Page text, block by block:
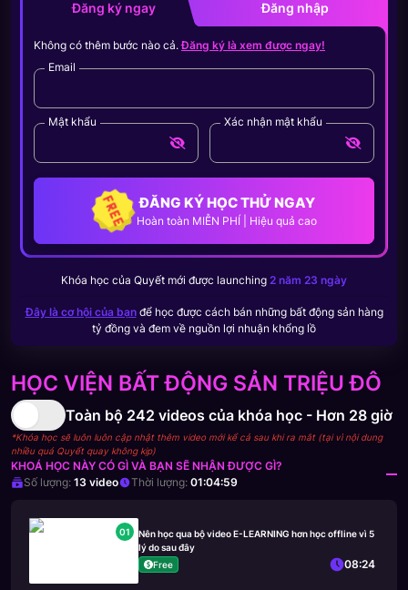
HỌC VIỆN BẤT ĐỘNG SẢN TRIỆU ĐÔ
Toàn bộ 242 videos của khóa học - Hơn 28 giờ
*Khóa học sẽ luôn luôn cập nhật thêm video mới kể cả sau khi ra mắt (tại vì nội dung
nhiều quá Quyết quay không kịp)
KHOÁ HỌC NÀY CÓ GÌ VÀ BẠN SẼ NHẬN ĐƯỢC GÌ?
Số lượng: 13 video Thời lượng: 01:04:59
01
Nên học qua bộ video E-LEARNING hơn học offline vì 5
lý do sau đây
Free
08:24
Đăng ký ngay Đăng nhập
Không có thêm bước nào cả.Đăng ký là xem được ngay!
Email
Mật khẩu Xác nhận mật khẩu
ĐĂNG KÝ HỌC THỬ NGAY
Hoàn toàn MIỄN PHÍ | Hiệu quả cao
Khóa học của Quyết mới được launching 2 năm 23 ngày
Đây là cơ hội của bạnđể học được cách bán những bất động sản hàng
tỷ đồng và đem về nguồn lợi nhuận khổng lồ